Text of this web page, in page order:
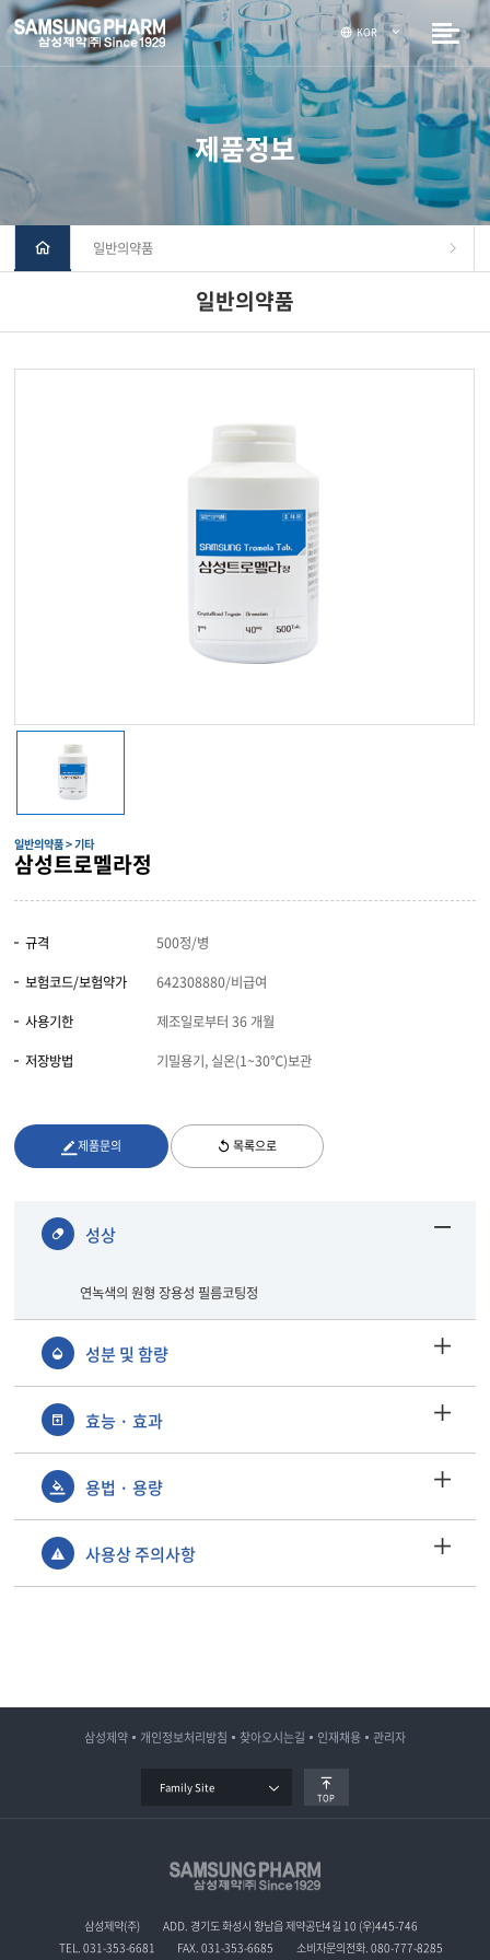
KOR
제품정보
일반의약품
일반의약품
일반의약품 > 기타
삼성트로멜라정
규격
500정/병
보험코드/보험약가
642308880/비급여
사용기한
제조일로부터 36 개월
저장방법
기밀용기, 실온(1~30℃)보관
제품문의 목록으로
성상
연녹색의 원형 장용성 필름코팅정
성분 및 함량
효능 · 효과
용법 · 용량
사용상 주의사항
삼성제약 개인정보처리방침 찾아오시는길 인재채용 관리자
Family Site
TOP
삼성제약(주)
ADD. 경기도 화성시 향남읍 제약공단4길 10 (우)445-746
TEL. 031-353-6681
FAX. 031-353-6685 소비자문의전화. 080-777-8285